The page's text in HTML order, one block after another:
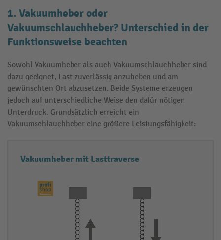
1. Vakuumheber oder
Vakuumschlauchheber? Unterschied in der
Funktionsweise beachten
Sowohl Vakuumheber als auch Vakuumschlauchheber sind
dazu geeignet, Last zuverlässig anzuheben und am
gewünschten Ort abzusetzen. Beide Systeme erzeugen
jedoch auf unterschiedliche Weise den dafür nötigen
Unterdruck. Grundsätzlich erreicht ein
Vakuumschlauchheber eine größere Leistungsfähigkeit:
V
k
u
F
n
k
ti
o
Vakuumheber mit Lasttraverse